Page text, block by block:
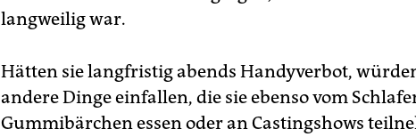
langweilig war.
Hätten sie langfristig abends Handyverbot,
andere Dinge einfallen, die sie ebenso vom
Gummibärchen essen oder an Castingshows